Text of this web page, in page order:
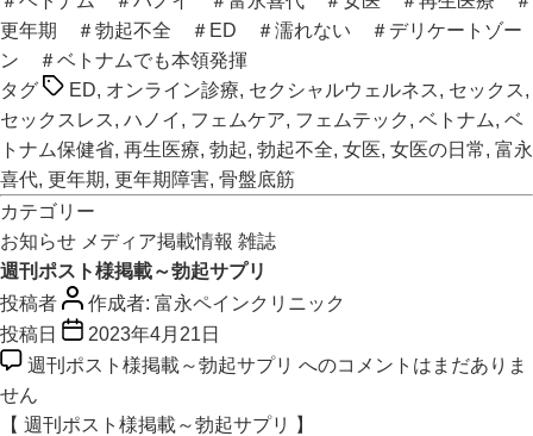
更年期
＃勃起不全 ＃ED ＃濡れない
＃デリケートゾー
ン
＃ベトナムでも本領発揮
タグ
ED, オンライン診療, セクシャルウェルネス, セックス,
セックスレス, ハノイ , フェムケア, フェムテック , ベトナム, ベ
トナム保健省, 再生医療, 勃起, 勃起不全, 女医, 女医の日常, 富永
喜代, 更年期, 更年期障害, 骨盤底筋
カテゴリー
お知らせ メディア掲載情報 雑誌
週刊ポスト様掲載～勃起サプリ
投稿者
作成者: 富永ペインクリニック
投稿日
2023年4月21日
週刊ポスト様掲載～勃起サプリ へのコメントはまだありま
せん
【 週刊ポスト様掲載～勃起サプリ
】